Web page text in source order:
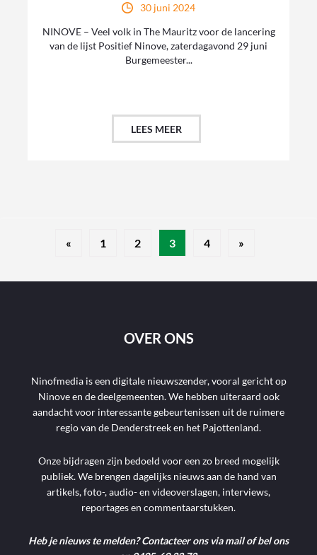
30 juni 2024
NINOVE – Veel volk in The Mauritz voor de lancering
van de lijst Positief Ninove, zaterdagavond 29 juni
Burgemeester...
LEES MEER
« 1 2 3 4 »
OVER ONS
Ninofmedia is een digitale nieuwszender, vooral gericht op
Ninove en de deelgemeenten. We hebben uiteraard ook
aandacht voor interessante gebeurtenissen uit de ruimere
regio van de Denderstreek en het Pajottenland.
Onze bijdragen zijn bedoeld voor een zo breed mogelijk
publiek. We brengen dagelijks nieuws aan de hand van
artikels, foto-, audio- en videoverslagen, interviews,
reportages en commentaarstukken.
Heb je nieuws te melden? Contacteer ons via mail of bel ons